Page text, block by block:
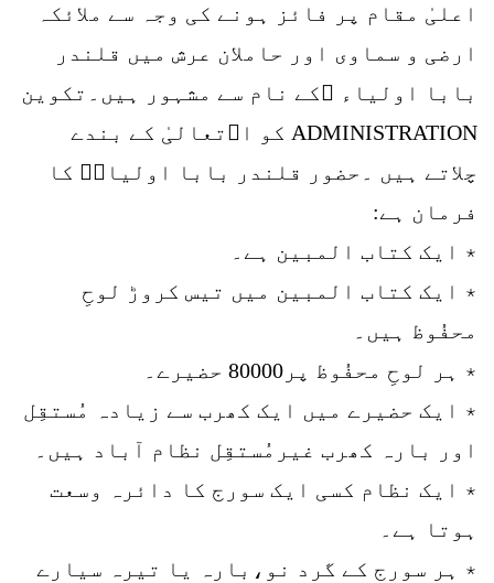
اعلیٰ مقام پر فائز ہونے کی وجہ سے ملائکہ
ارضی و سماوی اور حاملان عرش میں قلندر
بابا اولیاء کے نام سے مشہور ہیں۔تکوین
ADMINISTRATION کو اﷲتعالیٰ کے بندے
چلاتے ہیں ۔حضور قلندر بابا اولیاءؒ کا
فرمان ہے:
٭ ایک کتاب المبین ہے۔
٭ ایک کتاب المبین میں تیس کروڑ لوحِ
محفُوظ ہیں۔
٭ ہر لوحِ محفُوظ پر80000 حضیرے۔
٭ ایک حضیرے میں ایک کھرب سے زیادہ مُستقِل
اور بارہ کھرب غیرمُستقِل نظام آباد ہیں۔
٭ ایک نظام کسی ایک سورج کا دائرہ وسعت
ہوتا ہے۔
٭ ہر سورج کے گرد نو،بارہ یا تیرہ سیارے